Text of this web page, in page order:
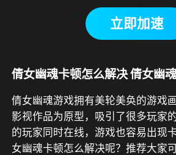
立即加速
倩女幽魂卡顿怎么解决 倩女幽
倩女幽魂游戏拥有美轮美奂的游戏
影视作品为原型，吸引了很多玩家
的玩家同时在线，游戏也容易出现
女幽魂卡顿怎么解决呢？推荐大家